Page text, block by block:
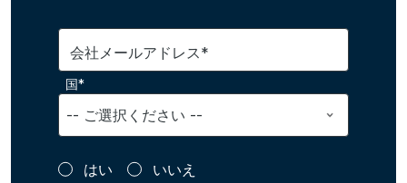
会社メールアドレス*
国*
はい いいえ